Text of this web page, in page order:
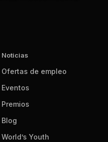
Noticias
Ofertas de empleo
Eventos
Premios
Blog
World’s Youth